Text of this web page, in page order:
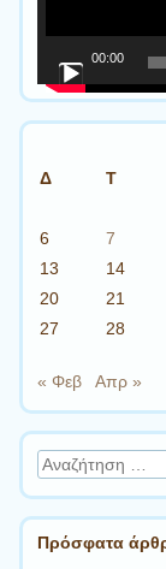
00:00
Δ
Τ
6
7
13
14
20
21
27
28
« Φεβ Απρ »
Αναζήτηση
Πρόσφατα